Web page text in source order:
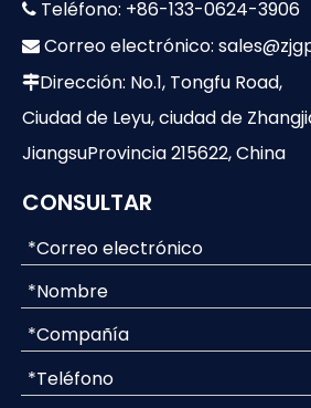
 Teléfono: +86-133-0624-3906
 Correo electrónico:
Dirección: No.1, Tongfu Road,
Ciudad de Leyu, ciudad de
JiangsuProvincia 215622, China
CONSULTAR